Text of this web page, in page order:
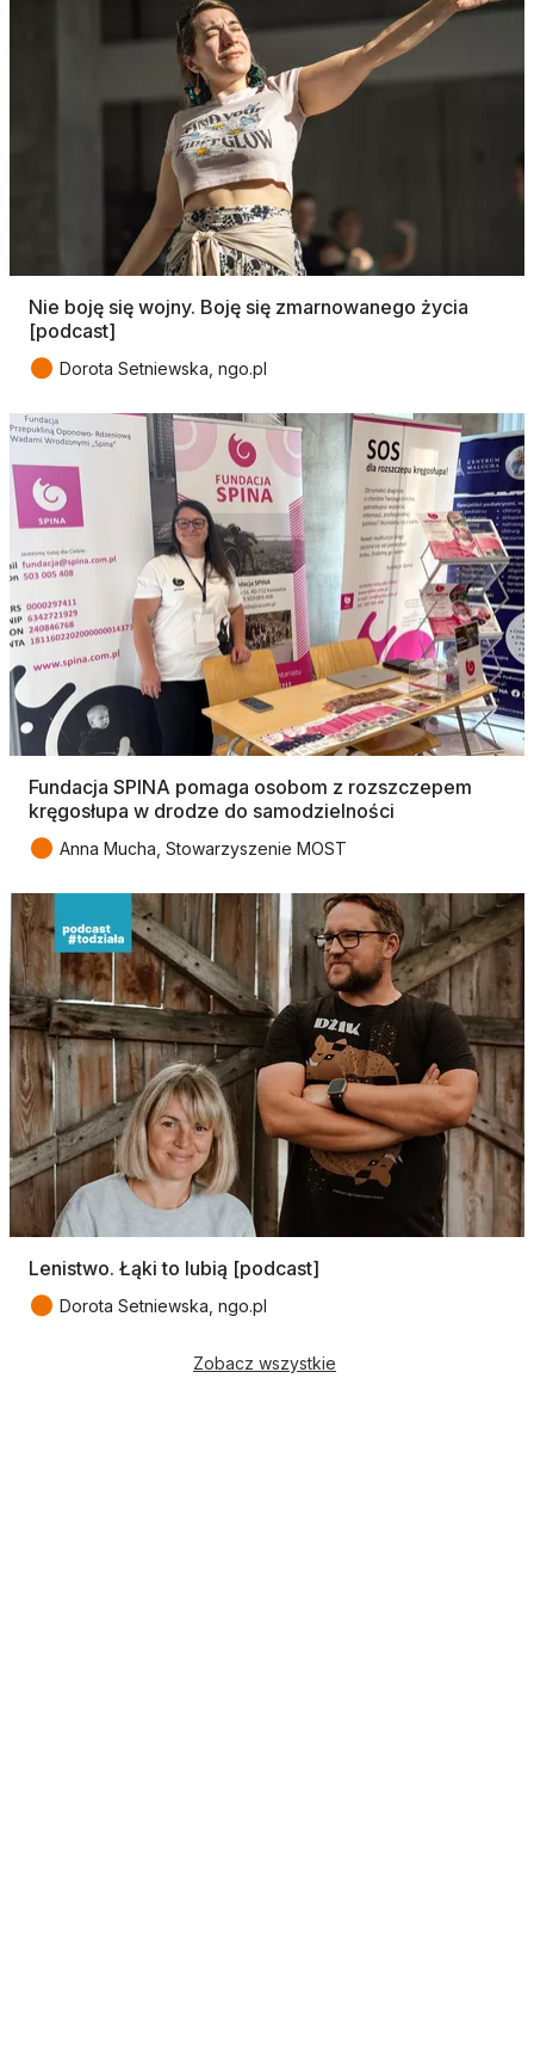
Nie boję się wojny. Boję się zmarnowanego życia
[podcast]
● Dorota Setniewska, ngo.pl
Fundacja SPINA pomaga osobom z rozszczepem
kręgosłupa w drodze do samodzielności
● Anna Mucha, Stowarzyszenie MOST
Lenistwo. Łąki to lubią [podcast]
● Dorota Setniewska, ngo.pl
Zobacz wszystkie